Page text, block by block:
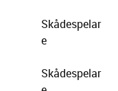
Skådespelar
e
Skådespelar